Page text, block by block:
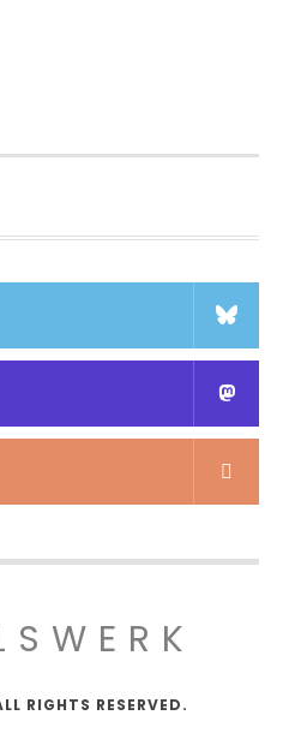
RIGHTS RESERVED.